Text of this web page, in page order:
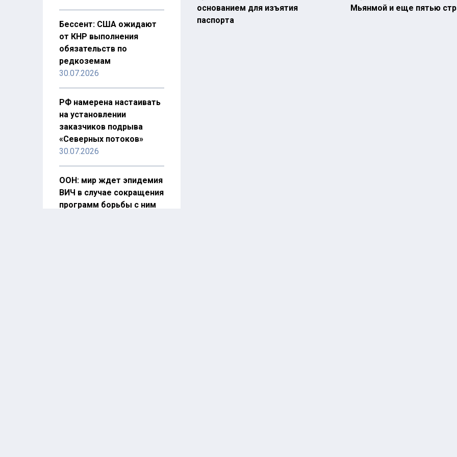
Бессент: США ожидают
от КНР выполнения
обязательств по
редкоземам
30.07.2026
РФ намерена настаивать
на установлении
заказчиков подрыва
«Северных потоков»
30.07.2026
ООН: мир ждет эпидемия
ВИЧ в случае сокращения
программ борьбы с ним
основанием для изъятия
паспорта
Мьянмой и еще пятью